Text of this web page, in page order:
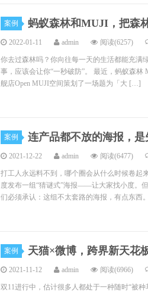
案例 蚂蚁森林和MUJI，把森
2022-01-11 admin 阅读(6257)
你去过森林吗？你向往每一天的生活都能充满
事，应该会让你“一秒破防”。 最近，蚂蚁森
舰店Open MUJI空间策划了一场题为「大 […]
案例 连产品都不放的海报，是
2021-12-22 admin 阅读(6477)
打工人永远料不到，哪个圈会从什么时候卷起
度发布一组“猜谜式”海报——让大家找小度。
们必须承认：这组不太套路的海报，有点东
案例 天猫×微博，跨界新天花
2021-11-12 admin 阅读(6966)
双11进行中，估计很多人都处于一种随时“被